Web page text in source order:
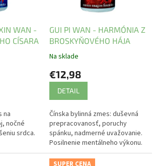
WAN -
CÍSARA
na
nočné
srdca.
GUI PI WAN - HARMÓNIA Z
BROSKYŇOVÉHO HÁJA
Na sklade
€12,98
DETAIL
Čínska bylinná zmes: duševná
prepracovanosť, poruchy
spánku, nadmerné uvažovanie.
Posilnenie mentálneho výkonu.
SUPER CENA